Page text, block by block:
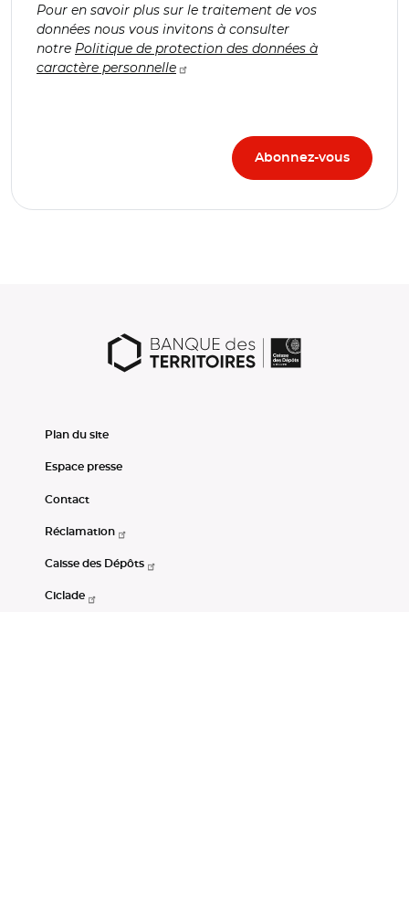
Pour en savoir plus sur le traitement de vos
données nous vous invitons à consulter
notre Politique de protection des données à
caractère personnelle
Plan du site
Espace presse
Contact
Réclamation
Caisse des Dépôts
Ciclade